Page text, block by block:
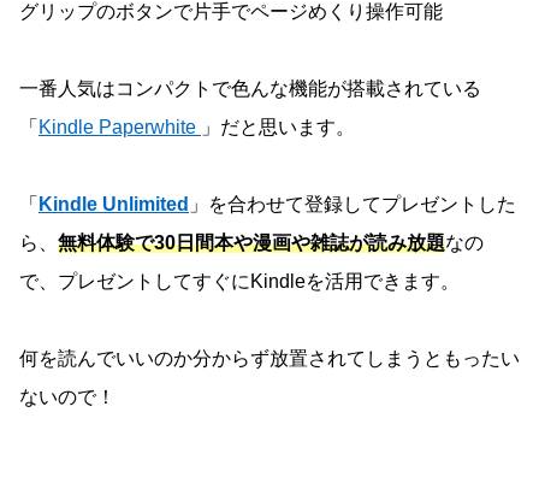
グリップのボタンで片手でページめくり操作可能
一番人気はコンパクトで色んな機能が搭載されている
「 Kindle Paperwhite 」だと思います。
「 Kindle Unlimited 」を合わせて登録してプレゼントした
ら、 無料体験で30日間本や漫画や雑誌が読み放題なの
で、プレゼントしてすぐにKindleを活用できます。
何を読んでいいのか分からず放置されてしまうともったい
ないので！